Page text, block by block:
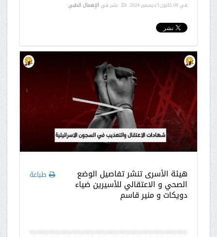
في08 كانون1/ديسمبر 2024 . نشر في الإهمال الطبي
طباعة هيئة الأسرى تنشر تفاصيل الوضع
الصحي و الاعتقالي للأسيرين ضياء
دويكات و منير قاسم